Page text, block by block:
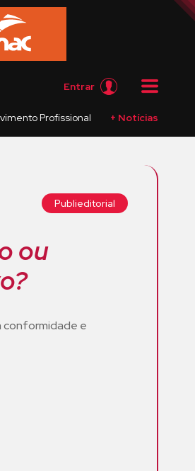
Entrar
Profissional + Notícias
Publieditorial
ou
conformidade e